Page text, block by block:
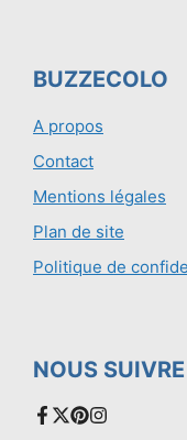
BUZZECOLO
A propos
Contact
Mentions légales
Plan de site
Politique de
NOUS SUIVRE